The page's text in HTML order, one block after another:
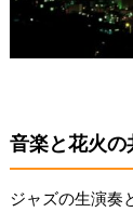
音楽と花火の
ジャズの生演奏